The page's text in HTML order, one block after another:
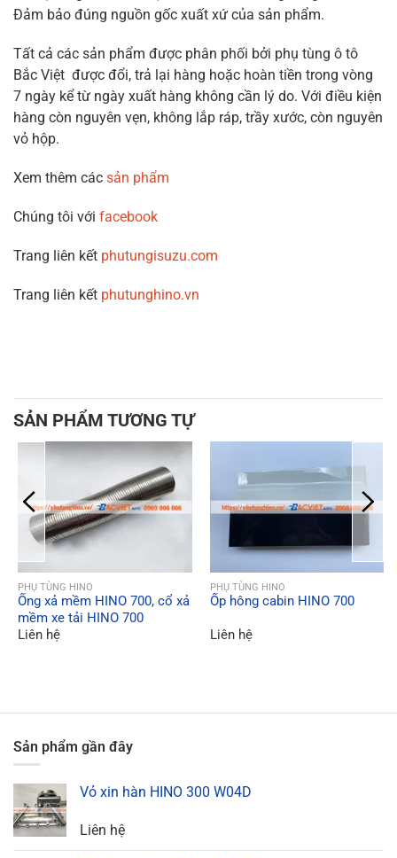
Đảm bảo đúng nguồn gốc xuất xứ của sản phẩm.
Tất cả các sản phẩm được phân phối bởi phụ tùng ô tô
Bắc Việt được đổi, trả lại hàng hoặc hoàn tiền trong vòng
7 ngày kể từ ngày xuất hàng không cần lý do. Với điều kiện
hàng còn nguyên vẹn, không lắp ráp, trầy xước, còn nguyên
vỏ hộp.
Xem thêm các sản phẩm
Chúng tôi với facebook
Trang liên kết phutungisuzu.com
Trang liên kết phutunghino.vn
SẢN PHẨM TƯƠNG TỰ
QUICK VIEW
PHỤ TÙNG HINO
Ống xả mềm HINO 700, cổ xả
mềm xe tải HINO 700
Liên hệ
QUICK VIEW
PHỤ TÙNG HINO
Ốp hông cabin HINO 700
Liên hệ
Sản phẩm gần đây
Vỏ xin hàn HINO 300 W04D
Liên hệ